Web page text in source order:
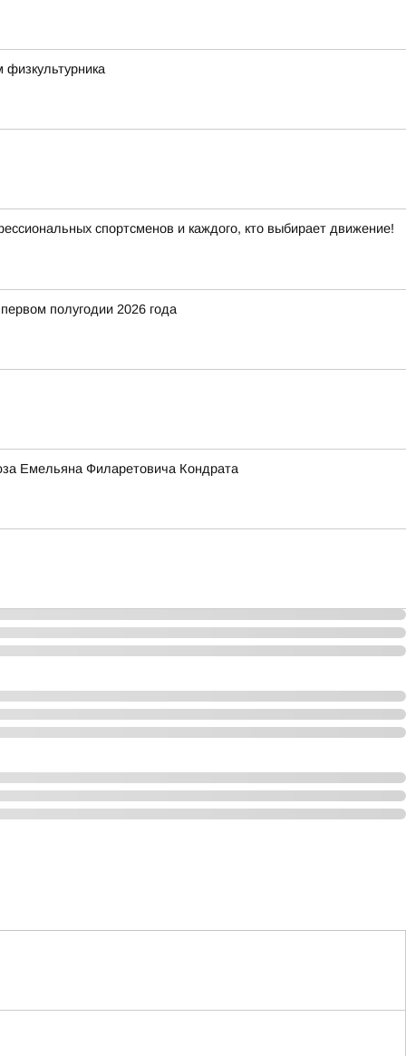
спортсменов и каждого, кто выбирает движение!
полугодии 2026 года
Емельяна Филаретовича Кондрата